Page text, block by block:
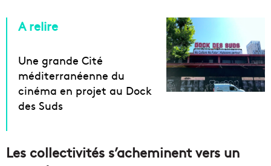
A relire
Une grande Cité
méditerranéenne du
cinéma en projet au Dock
des Suds
Les collectivités s’acheminent vers un